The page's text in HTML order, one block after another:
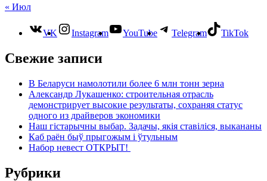
« Июл
VK Instagram YouTube Telegram TikTok
Свежие записи
В Беларуси намолотили более 6 млн тонн зерна
Александр Лукашенко: строительная отрасль
демонстрирует высокие результаты, сохраняя статус
одного из драйверов экономики
Наш гістарычны выбар. Задачы, якія ставіліся, выкананы
Каб раён быў прыгожым і ўтульным
Набор невест ОТКРЫТ!
Рубрики